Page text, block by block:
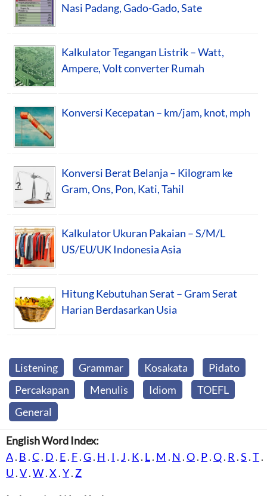
Nasi Padang, Gado-Gado, Sate
Kalkulator Tegangan Listrik – Watt,
Ampere, Volt converter Rumah
Konversi Kecepatan – km/jam, knot, mph
Konversi Berat Belanja – Kilogram ke
Gram, Ons, Pon, Kati, Tahil
Kalkulator Ukuran Pakaian – S/M/L
US/EU/UK Indonesia Asia
Hitung Kebutuhan Serat – Gram Serat
Harian Berdasarkan Usia
Listening Grammar Kosakata
Pidato
Percakapan
Menulis Idiom
TOEFL
General
English Word Index:
A. B .C. D . E. F.G. H . I . J . K. L. M . N .O. P.Q. R .S .T.
U .V.W.X .Y. Z